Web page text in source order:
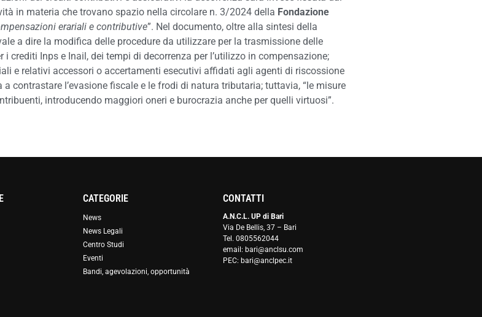
in materia che trovano spazio nella circolare n. 3/2024 della Fondazione
erariali e contributive”. Nel documento, oltre alla sintesi della
a dire la modifica delle procedure da utilizzare per la trasmissione delle
Inps e Inail, dei tempi di decorrenza per l’utilizzo in compensazione;
e relativi accessori o accertamenti esecutivi affidati agli agenti di riscossione
contrastare l’evasione fiscale e le frodi di natura tributaria; tuttavia, “le misure
introducendo maggiori oneri e burocrazia anche per quelli virtuosi”.
CATEGORIE
News
News Legali
Centro Studi
Eventi
Bandi, agevolazioni, opportunità
CONTATTI
A.N.C.L. UP di Bari
Via De Bellis, 37 – Bari
Tel. 0805562044
email: bari@anclsu.com
PEC: bari@anclpec.it